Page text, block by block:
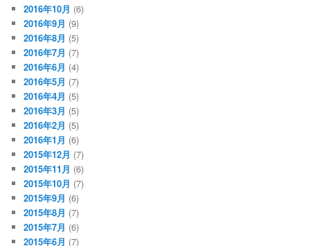
2016年10月 (6)
2016年9月 (9)
2016年8月 (5)
2016年7月 (7)
2016年6月 (4)
2016年5月 (7)
2016年4月 (5)
2016年3月 (5)
2016年2月 (5)
2016年1月 (6)
2015年12月 (7)
2015年11月 (6)
2015年10月 (7)
2015年9月 (6)
2015年8月 (7)
2015年7月 (6)
2015年6月 (7)